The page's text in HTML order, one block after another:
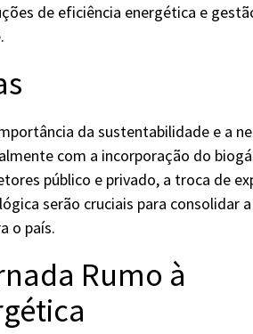
de eficiência energética e
da sustentabilidade e a
com a incorporação do
público e privado, a troca de
serão cruciais para consolidar
o país.
Rumo à